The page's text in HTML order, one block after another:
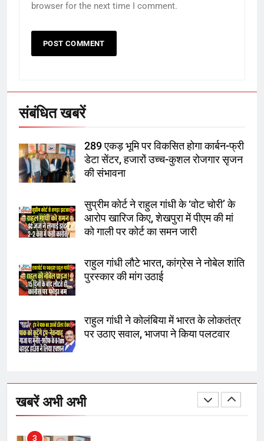
browser for the next time I comment.
संबंधित खबरें
289 एकड़ भूमि पर विकसित होगा कार्बन-फ्री
डेटा सेंटर, हजारों उच्च-कुशल रोजगार सृजन
की संभावना
सुप्रीम कोर्ट ने राहुल गांधी के ‘वोट चोरी’ के
आरोप खारिज किए, शेखपुरा में पीएम की मां
को गाली पर कोर्ट का समन जारी
राहुल गांधी लौटे भारत, कांग्रेस ने नोबेल शांति
पुरस्कार की मांग उठाई
राहुल गांधी ने कोलंबिया में भारत के लोकतंत्र
पर उठाए सवाल, भाजपा ने किया पलटवार
खबरें अभी अभी
का स्वागत करेगा लक्ष्मण द्वार
7
गाजा युद्धविराम को लेकर बड़ी खबरें
8
चुनाव से पहले लालू परिवार पर बड़ा झटका,
तय किए
1
रोशन सिंह के नाम पर करने की मांग तेज
अमर शहीद ठाकुर रोशन सिंह के नाम पर
स्वरूप रानी नेहरू चिकित्सालय का
3